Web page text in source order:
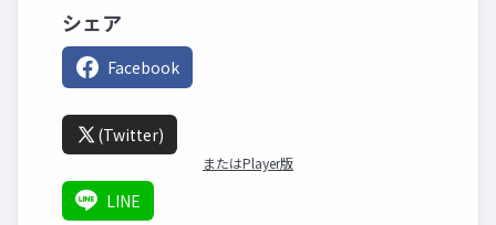
シェア
Facebook
(Twitter)
またはPlayer版
LINE